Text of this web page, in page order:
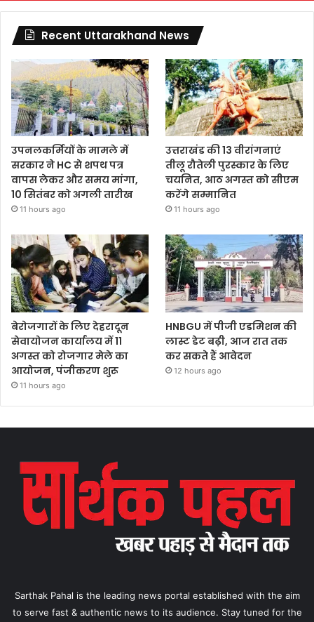
Recent Uttarakhand News
उपनलकर्मियों के मामले में
सरकार ने HC से शपथ पत्र
वापस लेकर और समय मांगा,
10 सितंबर को अगली तारीख
11 hours ago
उत्तराखंड की 13 वीरांगनाएं
तीलू रौतेली पुरस्कार के लिए
चयनित, आठ अगस्त को सीएम
करेंगे सम्मानित
11 hours ago
बेरोजगारों के लिए देहरादून
सेवायोजन कार्यालय में 11
अगस्त को रोजगार मेले का
आयोजन, पंजीकरण शुरू
11 hours ago
HNBGU में पीजी एडमिशन की
लास्ट डेट बढ़ी, आज रात तक
कर सकते हैं आवेदन
12 hours ago
Sarthak Pahal is the leading news portal established with the aim
to serve fast & authentic news to its audience. Stay tuned for the